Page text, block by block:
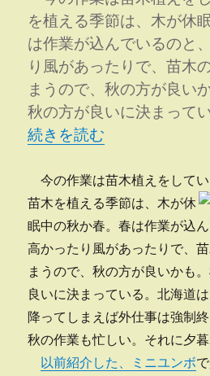
の
を植える季節は、木が休
は作業が込んでいるのと
り風があったりで、苗木
まうので、秋の方が良い
秋の方が良いに決まって
“苗木植え” の
続きを読む
今の作業は苗木植えをしてい
苗木を植える季節は、木が休
眠中の秋か春。春は作業が込
高かったり風があったりで、
まうので、秋の方が良いかも
良いに決まっている。北海道
降ってしまえば外仕事は強制
秋の作業も忙しい。それに夕暮
以前紹介した、ミニユンボ